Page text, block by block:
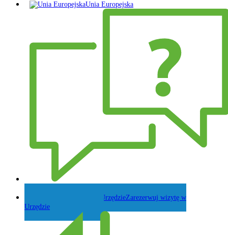
Unia Europejska
Zarezerwuj wizytę w
Urzędzie